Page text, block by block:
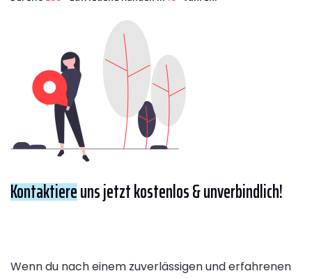
Kontaktiereuns jetzt kostenlos & unverbindlich!
Wenn du nach einem zuverlässigen und erfahrenen